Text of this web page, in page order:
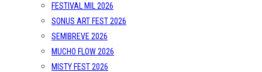
FESTIVAL MIL 2026
SONUS ART FEST 2026
SEMIBREVE 2026
MUCHO FLOW 2026
MISTY FEST 2026